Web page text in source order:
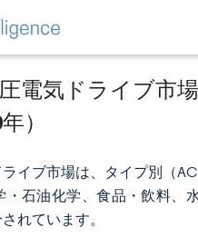
電気ドライブ市
）
イブ市場は、タイプ別（
石油化学、食品・飲料、
れています。